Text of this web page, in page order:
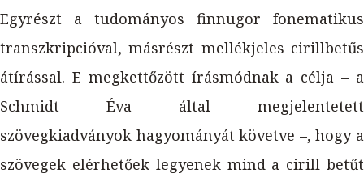
Egyrészt a tudományos finnugor fonematikus
transzkripcióval, másrészt mellékjeles cirillbetűs
átírással. E megkettőzött írásmódnak a célja – a
Schmidt Éva által megjelentetett
szövegkiadványok hagyományát követve –, hogy a
szövegek elérhetőek legyenek mind a cirill betűt